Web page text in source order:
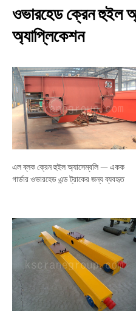
ওভারহেড ক্রেন হুইল
অ্যাপ্লিকেশন
এল ব্লক ক্রেন হুইল অ্যাসেম্বলি — একক
গার্ডার ওভারহেড এন্ড ট্রাকের জন্য ব্যবহৃত